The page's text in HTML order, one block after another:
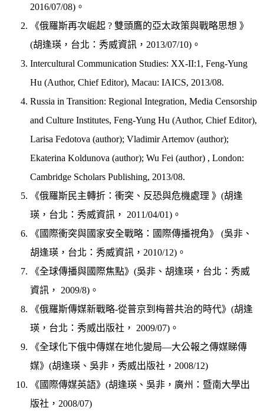
2016/07/08)。
《俄羅斯再次崛起 ? 雙頭鷹的亞太政策與戰略思想 》
(胡逢瑛，台北：秀威資訊，2013/07/10)。
Intercultural Communication Studies: XX-II:1, Feng-Yung
Hu (Author, Chief Editor), Macau: IAICS, 2013/08.
Russia in Transition: Regional Integration, Media Censorship
and Culture Institutes, Feng-Yung Hu (Author, Chief Editor),
Larisa Fedotova (author); Vladimir Artemov (author);
Ekaterina Koldunova (author); Wu Fei (author) , London:
Cambridge Scholars Publishing, 2013/08.
《俄羅斯民主轉折：衝突、反恐與危機處理 》(胡逢
瑛，台北：秀威資訊， 2011/04/01)。
《國際衝突與國家安全戰略：國際傳播視角》 (吳非、
胡逢瑛，台北：秀威資訊，2010/12)。
《全球傳播與國際焦點》(吳非、胡逢瑛，台北：秀威
資訊， 2009/8)。
《俄羅斯傳媒新戰略-從普京到梅普共治的時代》(胡逢
瑛，台北：秀威出版社， 2009/07)。
《全球化下俄中傳媒在地化變局—大公報之傳媒睇傳
媒》(胡逢瑛、吳非，秀威出版社，2008/12)
《國際傳媒英語》(胡逢瑛、吳非，廣州：暨南大學出
版社，2008/07)